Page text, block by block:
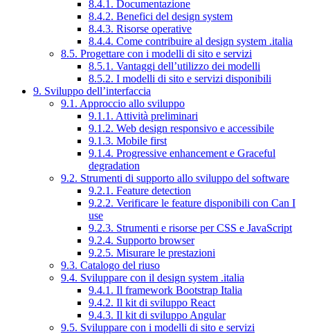
8.4.1. Documentazione
8.4.2. Benefici del design system
8.4.3. Risorse operative
8.4.4. Come contribuire al design system .italia
8.5. Progettare con i modelli di sito e servizi
8.5.1. Vantaggi dell’utilizzo dei modelli
8.5.2. I modelli di sito e servizi disponibili
9. Sviluppo dell’interfaccia
9.1. Approccio allo sviluppo
9.1.1. Attività preliminari
9.1.2. Web design responsivo e accessibile
9.1.3. Mobile first
9.1.4. Progressive enhancement e Graceful
degradation
9.2. Strumenti di supporto allo sviluppo del software
9.2.1. Feature detection
9.2.2. Verificare le feature disponibili con Can I
use
9.2.3. Strumenti e risorse per CSS e JavaScript
9.2.4. Supporto browser
9.2.5. Misurare le prestazioni
9.3. Catalogo del riuso
9.4. Sviluppare con il design system .italia
9.4.1. Il framework Bootstrap Italia
9.4.2. Il kit di sviluppo React
9.4.3. Il kit di sviluppo Angular
9.5. Sviluppare con i modelli di sito e servizi